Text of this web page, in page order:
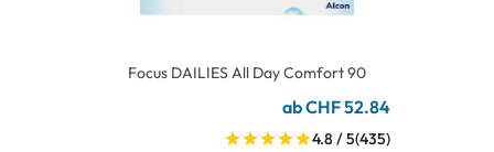
Focus DAILIES All Day Comfort 90
ab CHF 52.84
4.8 / 5(435)